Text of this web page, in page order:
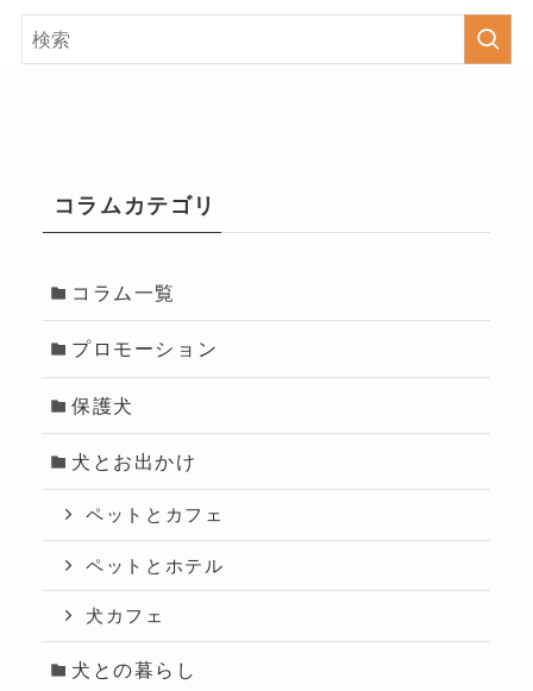
コラムカテゴリ
コラム一覧
プロモーション
保護犬
犬とお出かけ
ペットとカフェ
ペットとホテル
犬カフェ
犬との暮らし